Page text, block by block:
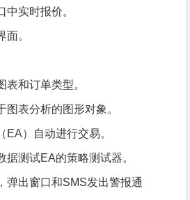
中实时报价。
面。
表和订单类型。
图表分析的图形对象。
EA）自动进行交易。
据测试EA的策略测试器。
弹出窗口和SMS发出警报通